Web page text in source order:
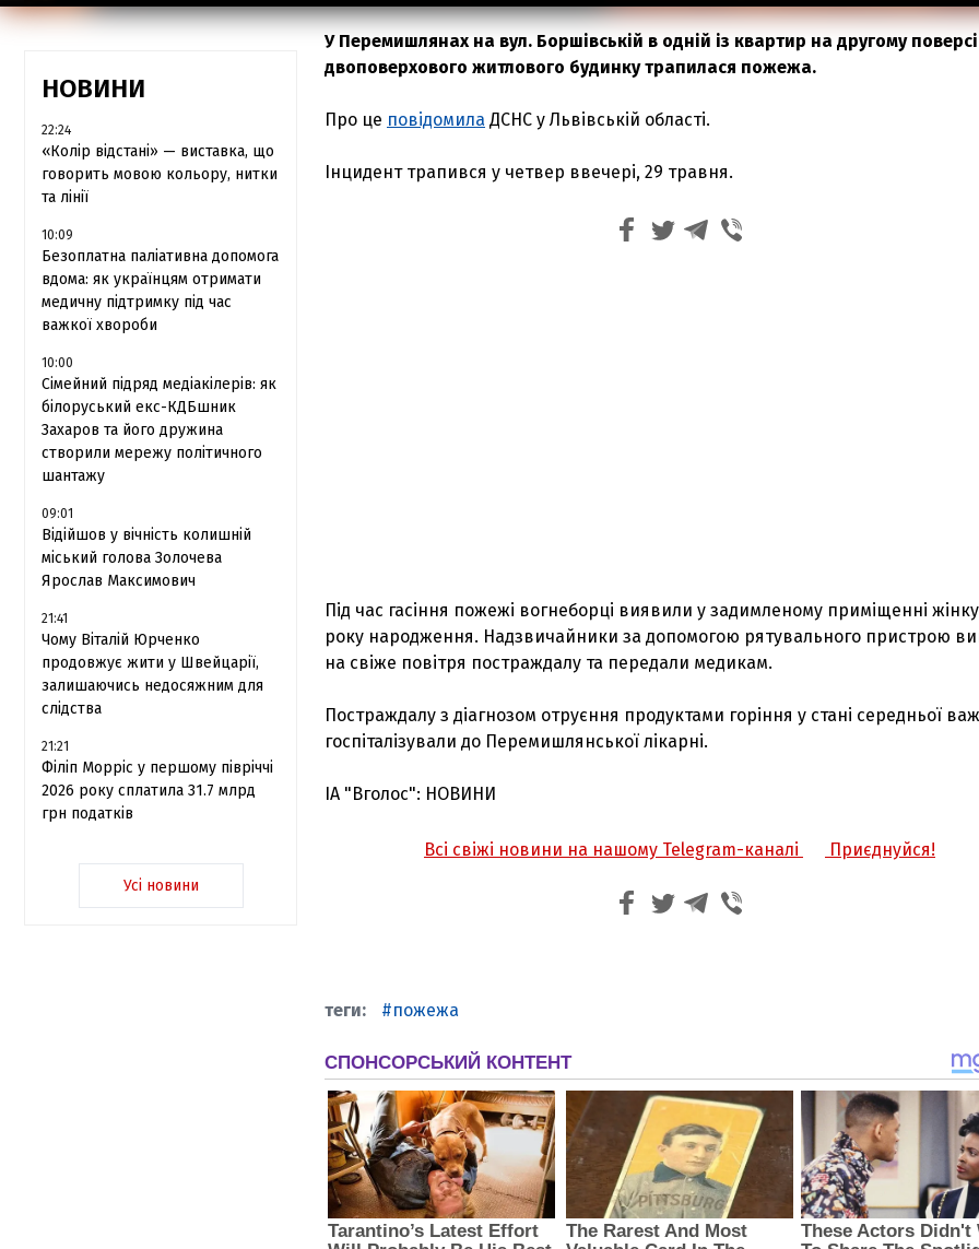
НОВИНИ
22:24
«Колір відстані» — виставка, що
говорить мовою кольору, нитки
та лінії
10:09
Безоплатна паліативна допомога
вдома: як українцям отримати
медичну підтримку під час
важкої хвороби
10:00
Сімейний підряд медіакілерів: як
білоруський екс-КДБшник
Захаров та його дружина
створили мережу політичного
шантажу
09:01
Відійшов у вічність колишній
міський голова Золочева
Ярослав Максимович
21:41
Чому Віталій Юрченко
продовжує жити у Швейцарії,
залишаючись недосяжним для
слідства
21:21
Філіп Морріс у першому півріччі
2026 року сплатила 31.7 млрд
грн податків
Усі новини
У Перемишлянах на вул. Боршівській в одній із квартир на другому поверсі
двоповерхового житлового будинку трапилася пожежа.
Про це повідомила ДСНС у Львівській області.
Інцидент трапився у четвер ввечері, 29 травня.
Під час гасіння пожежі вогнеборці виявили у задимленому приміщенні жінку
року народження. Надзвичайники за допомогою рятувального пристрою
на свіже повітря постраждалу та передали медикам.
Постраждалу з діагнозом отруєння продуктами горіння у стані середньої
госпіталізували до Перемишлянської лікарні.
ІА "Вголос": НОВИНИ
Всі свіжі новини на нашому Telegram-каналі Приєднуйся!
пожежа
З'явилося відео знищеного ворожого